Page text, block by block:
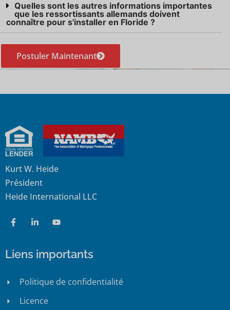
Quelles sont les autres informations importantes
que les ressortissants allemands doivent
connaître pour s'installer en Floride ?
Postuler Maintenant
Kurt W. Heide
Président
Heide International LLC
Liens importants
Politique de confidentialité
Licence